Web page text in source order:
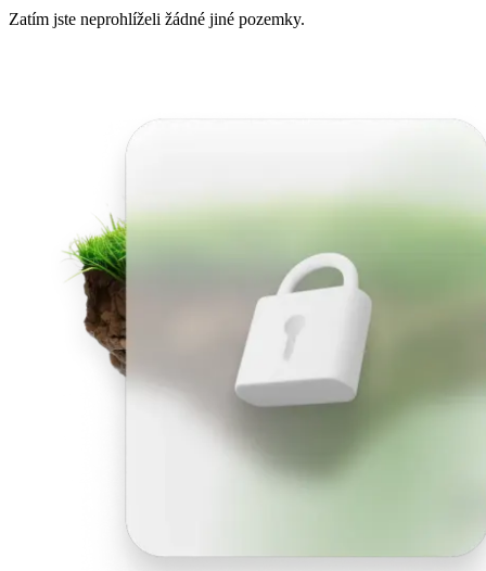
Zatím jste neprohlíželi žádné jiné pozemky.